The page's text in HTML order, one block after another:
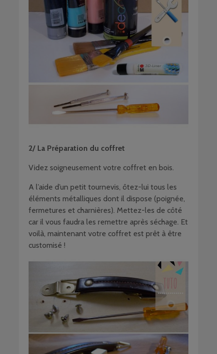
2/ La Préparation du coffret
Videz soigneusement votre coffret en bois.
A l’aide d’un petit tournevis, ôtez-lui tous les
éléments métalliques dont il dispose (poignée,
fermetures et charnières). Mettez-les de côté
car il vous faudra les remettre après séchage. Et
voilà, maintenant votre coffret est prêt à être
customisé !